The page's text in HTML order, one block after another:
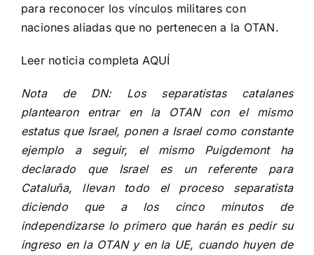
para reconocer los vínculos militares con
naciones aliadas que no pertenecen a la OTAN.
Leer noticia completa AQUÍ
Nota de DN: Los separatistas catalanes
plantearon entrar en la OTAN con el mismo
estatus que Israel, ponen a Israel como constante
ejemplo a seguir, el mismo Puigdemont ha
declarado que Israel es un referente para
Cataluña, llevan todo el proceso separatista
diciendo que a los cinco minutos de
independizarse lo primero que harán es pedir su
ingreso en la OTAN y en la UE, cuando huyen de